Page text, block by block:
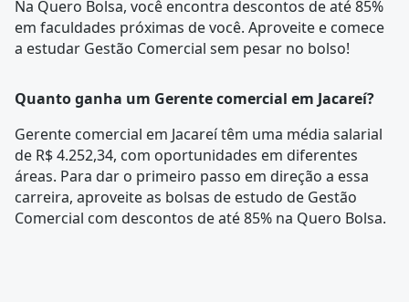
Na Quero Bolsa, você encontra descontos de até 85%
em faculdades próximas de você. Aproveite e comece
a estudar Gestão Comercial sem pesar no bolso!
Quanto ganha um Gerente comercial em Jacareí?
Gerente comercial em Jacareí têm uma média salarial
de R$ 4.252,34, com oportunidades em diferentes
áreas. Para dar o primeiro passo em direção a essa
carreira, aproveite as bolsas de estudo de Gestão
Comercial com descontos de até 85% na Quero Bolsa.